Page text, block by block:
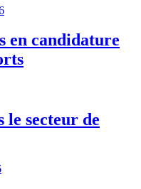
en candidature
le secteur de